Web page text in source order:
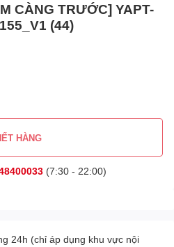
CÀNG TRƯỚC] YAPT-
(44)
HÀNG
(7:30 - 22:00)
24h (chỉ áp dụng khu vực nội